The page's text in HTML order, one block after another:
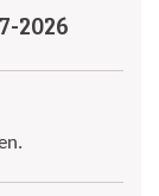
2026